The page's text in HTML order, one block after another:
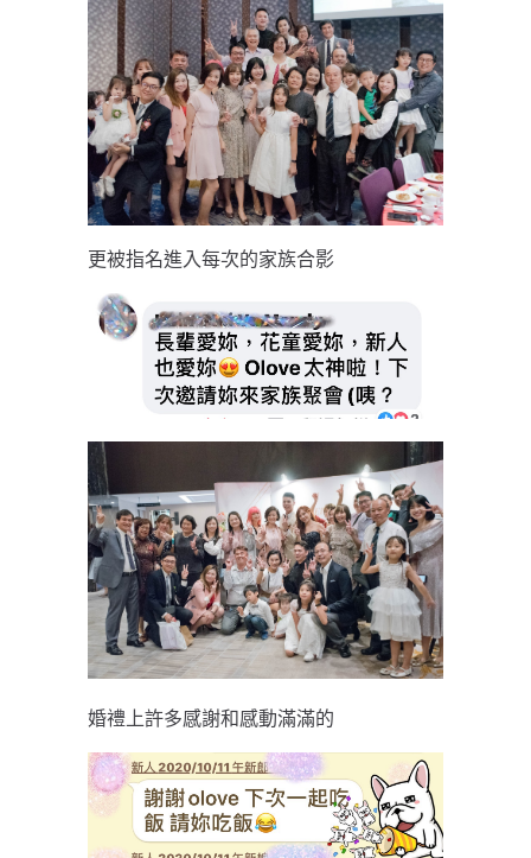
更被指名進入每次的家族合影
婚禮上許多感謝和感動滿滿的